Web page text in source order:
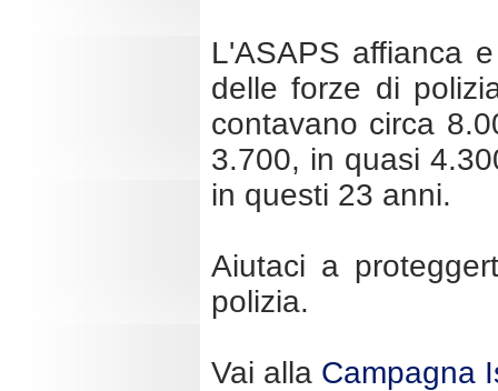
L'ASAPS affianca
delle forze di
contavano circa
3.700, in quasi
in questi 23 anni.
Aiutaci a
polizia.
Vai alla Campagna